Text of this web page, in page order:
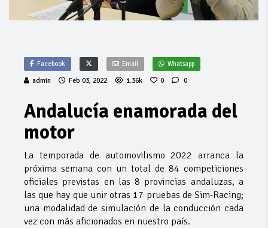
Facebook Email Whatsapp
admin Feb 03, 2022 1.36k 0 0
Andalucía enamorada del
motor
La temporada de automovilismo 2022 arranca la
próxima semana con un total de 84 competiciones
oficiales previstas en las 8 provincias andaluzas, a
las que hay que unir otras 17 pruebas de Sim-Racing;
una modalidad de simulación de la conducción cada
vez con más aficionados en nuestro país.